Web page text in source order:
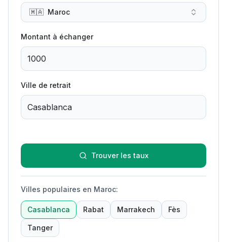
🇲🇦 Maroc
Montant à échanger
Ville de retrait
Trouver les taux
Villes populaires en Maroc:
Casablanca Rabat Marrakech Fès
Tanger